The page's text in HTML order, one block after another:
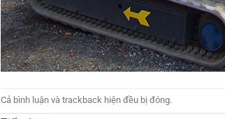
Cả bình luận và trackback hiện đều bị đóng.